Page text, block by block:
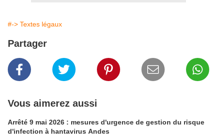
#-> Textes légaux
Partager
Vous aimerez aussi
Arrêté 9 mai 2026 : mesures d'urgence de gestion du risque
d'infection à hantavirus Andes